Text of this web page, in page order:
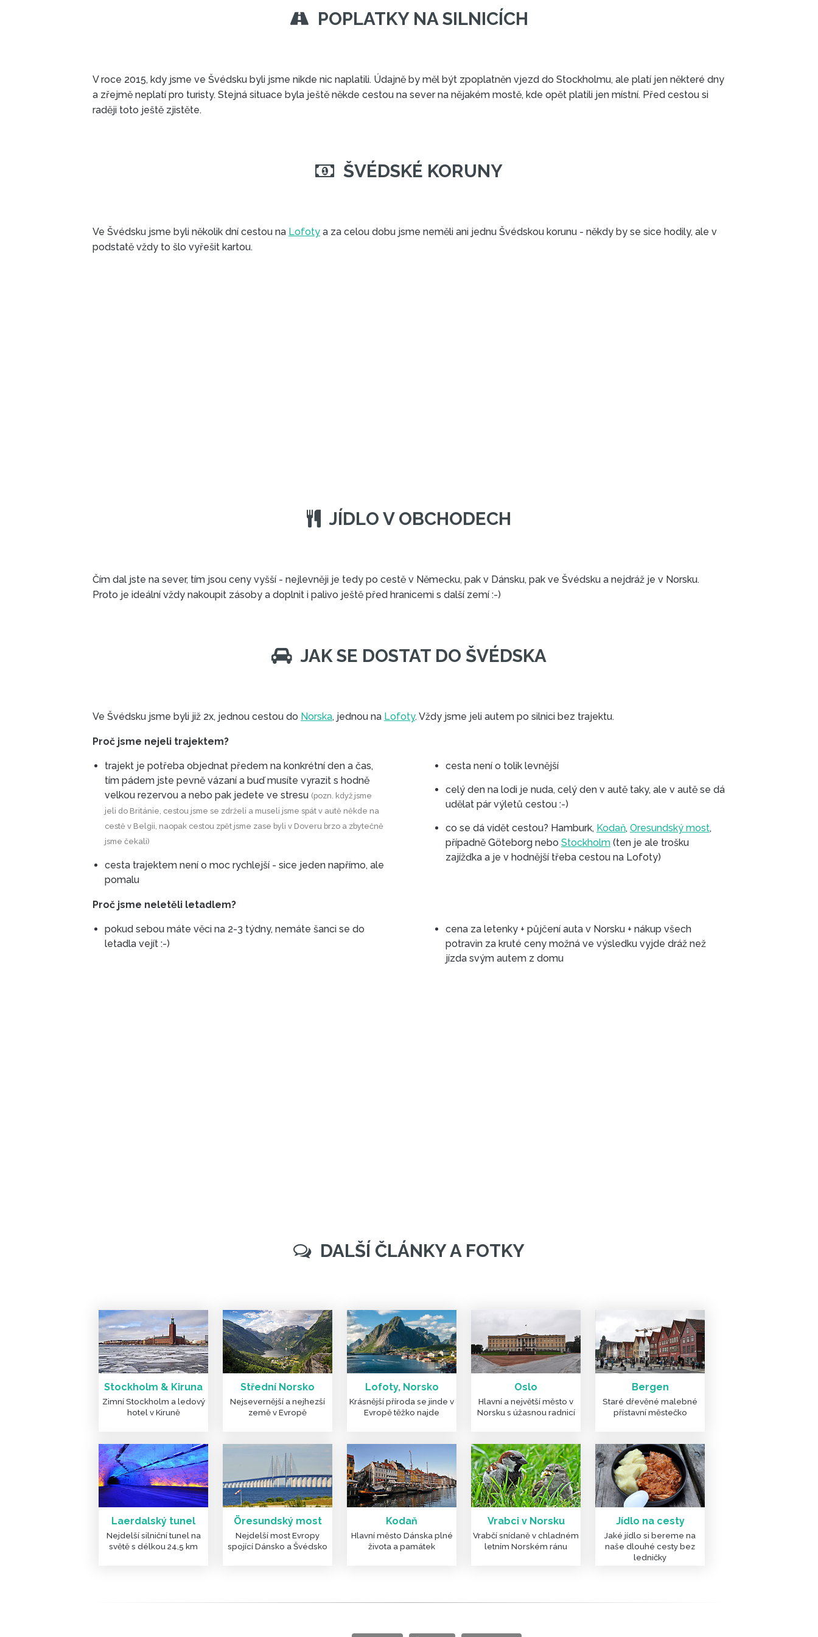
POPLATKY NA SILNICÍCH
V roce 2015, kdy jsme ve Švédsku byli jsme nikde nic naplatili. Údajně by měl být zpoplatněn vjezd do Stockholmu, ale platí jen některé dny
a zřejmě neplatí pro turisty. Stejná situace byla ještě někde cestou na sever na nějakém mostě, kde opět platili jen místní. Před cestou si
raději toto ještě zjistěte.
ŠVÉDSKÉ KORUNY
Ve Švédsku jsme byli několik dní cestou na Lofoty a za celou dobu jsme neměli ani jednu Švédskou korunu - někdy by se sice hodily, ale v
podstatě vždy to šlo vyřešit kartou.
JÍDLO V OBCHODECH
Čím dal jste na sever, tím jsou ceny vyšší - nejlevněji je tedy po cestě v Německu, pak v Dánsku, pak ve Švédsku a nejdráž je v Norsku.
Proto je ideální vždy nakoupit zásoby a doplnit i palivo ještě před hranicemi s další zemí :-)
JAK SE DOSTAT DO ŠVÉDSKA
Ve Švédsku jsme byli již 2x, jednou cestou do Norska, jednou na Lofoty. Vždy jsme jeli autem po silnici bez trajektu.
Proč jsme nejeli trajektem?
trajekt je potřeba objednat předem na konkrétní den a čas,
tím pádem jste pevně vázaní a buď musíte vyrazit s hodně
velkou rezervou a nebo pak jedete ve stresu (pozn. když jsme
jeli do Británie, cestou jsme se zdrželi a museli jsme spát v autě někde na
cestě v Belgii, naopak cestou zpět jsme zase byli v Doveru brzo a zbytečně
jsme čekali)
cesta trajektem není o moc rychlejší - sice jeden napřímo, ale
pomalu
cesta není o tolik levnější
celý den na lodi je nuda, celý den v autě taky, ale v autě se dá
udělat pár výletů cestou :-)
co se dá vidět cestou? Hamburk, Kodaň, Oresundský most,
případně Göteborg nebo Stockholm (ten je ale trošku
zajížďka a je v hodnější třeba cestou na Lofoty)
Proč jsme neletěli letadlem?
pokud sebou máte věci na 2-3 týdny, nemáte šanci se do
letadla vejít :-)
cena za letenky + půjčení auta v Norsku + nákup všech
potravin za kruté ceny možná ve výsledku vyjde dráž než
jízda svým autem z domu
DALŠÍ ČLÁNKY A FOTKY
Stockholm & Kiruna
Zimní Stockholm a ledový
hotel v Kiruně
Střední Norsko
Nejsevernější a nejhezší
země v Evropě
Lofoty, Norsko
Krásnější příroda se jinde v
Evropě těžko najde
Oslo
Hlavní a největší město v
Norsku s úžasnou radnicí
Bergen
Staré dřevěné malebné
přístavní městečko
Laerdalský tunel
Nejdelší silniční tunel na
světě s délkou 24,5 km
Öresundský most
Nejdelší most Evropy
spojící Dánsko a Švédsko
Kodaň
Hlavní město Dánska plné
života a památek
Vrabci v Norsku
Vrabčí snídaně v chladném
letním Norském ránu
Jídlo na cesty
Jaké jídlo si bereme na
naše dlouhé cesty bez
ledničky